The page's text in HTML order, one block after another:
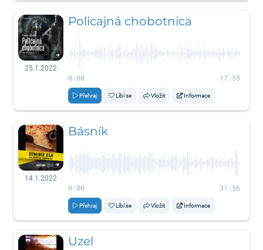
25.1.2022
Policajná chobotnica
0:00 17:55
Přehraj Líbí se Vložit Informace
14.1.2022
Básník
0:00 31:56
Přehraj Líbí se Vložit Informace
Uzel